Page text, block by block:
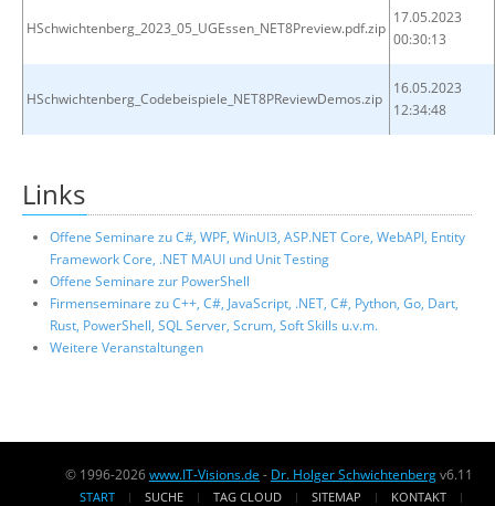
HSchwichtenberg_2023_05_UGEssen_NET8Preview.pdf.zip
17.05.2023
00:30:13
HSchwichtenberg_Codebeispiele_NET8PReviewDemos.zip
16.05.2023
12:34:48
Links
Offene Seminare zu C#, WPF, WinUI3, ASP.NET Core, WebAPI, Entity
Framework Core, .NET MAUI und Unit Testing
Offene Seminare zur PowerShell
Firmenseminare zu C++, C#, JavaScript, .NET, C#, Python, Go, Dart,
Rust, PowerShell, SQL Server, Scrum, Soft Skills u.v.m.
Weitere Veranstaltungen
© 1996-2026www.IT-Visions.de - Dr. Holger Schwichtenbergv6.11
START SUCHE TAG CLOUD SITEMAP
KONTAKT